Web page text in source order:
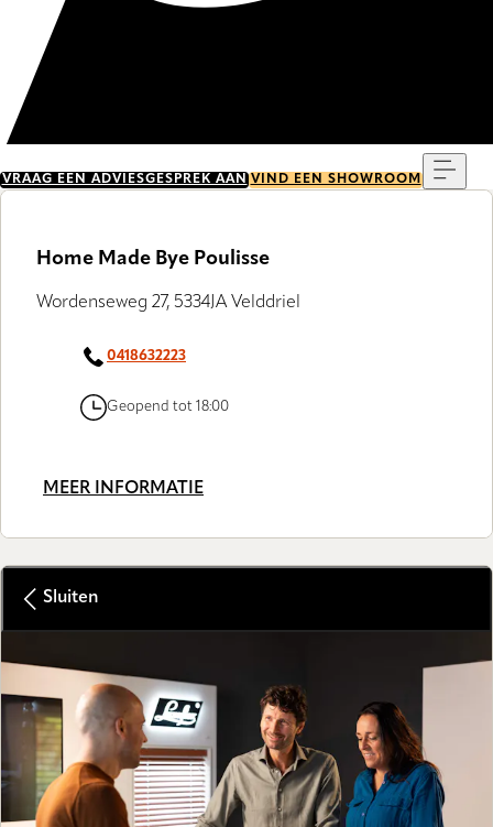
VRAAG EEN ADVIESGESPREK AAN VIND EEN SHOWROOM
Home Made Bye Poulisse
Wordenseweg 27, 5334JA Velddriel
0418632223
Geopend tot 18:00
MEER INFORMATIE
Sluiten